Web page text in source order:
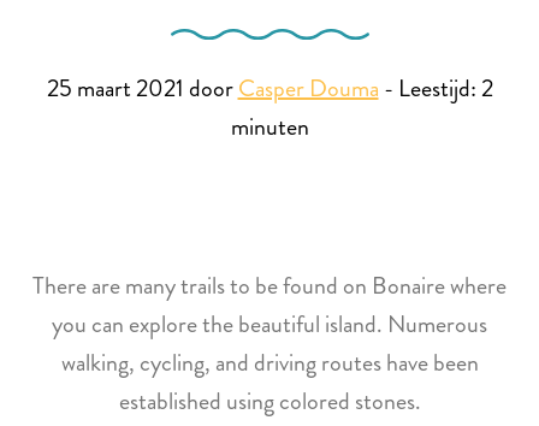
25 maart 2021 doorCasper Douma- Leestijd:2
minuten
There are many trails to be found on Bonaire where
you can explore the beautiful island. Numerous
walking, cycling, and driving routes have been
established using colored stones.